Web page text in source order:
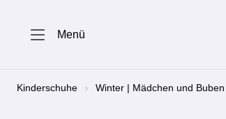
Menü
Kinderschuhe Winter | Mädchen und Buben